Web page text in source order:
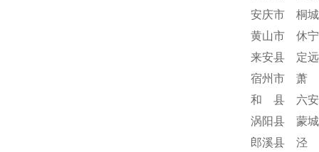
安庆市 桐
黄山市 休
来安县 定
宿州市 萧
和 县 六
涡阳县 蒙
郎溪县 泾